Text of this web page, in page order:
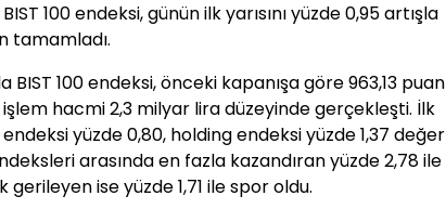
100 endeksi, günün ilk yarısını yüzde 0,95 artışla
tamamladı.
BIST 100 endeksi, önceki kapanışa göre 963,13 puan
hacmi 2,3 milyar lira düzeyinde gerçekleşti. İlk
endeksi yüzde 0,80, holding endeksi yüzde 1,37 değer
arasında en fazla kazandıran yüzde 2,78 ile
gerileyen ise yüzde 1,71 ile spor oldu.